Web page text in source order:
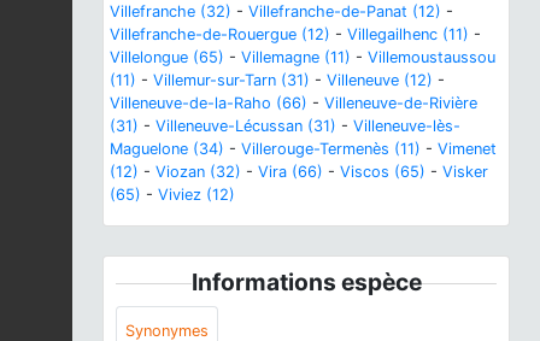
Villefranche (32) - Villefranche-de-Panat (12) -
Villefranche-de-Rouergue (12) - Villegailhenc (11) -
Villelongue (65) - Villemagne (11) - Villemoustaussou
(11) - Villemur-sur-Tarn (31) - Villeneuve (12) -
Villeneuve-de-la-Raho (66) - Villeneuve-de-Rivière
(31) - Villeneuve-Lécussan (31) - Villeneuve-lès-
Maguelone (34) - Villerouge-Termenès (11) - Vimenet
(12) - Viozan (32) - Vira (66) - Viscos (65) - Visker
(65) - Viviez (12)
Informations espèce
Synonymes